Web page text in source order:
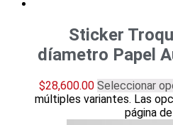
Sticker
díametro Papel
$28,600.00 Seleccionar
múltiples variantes. Las
página